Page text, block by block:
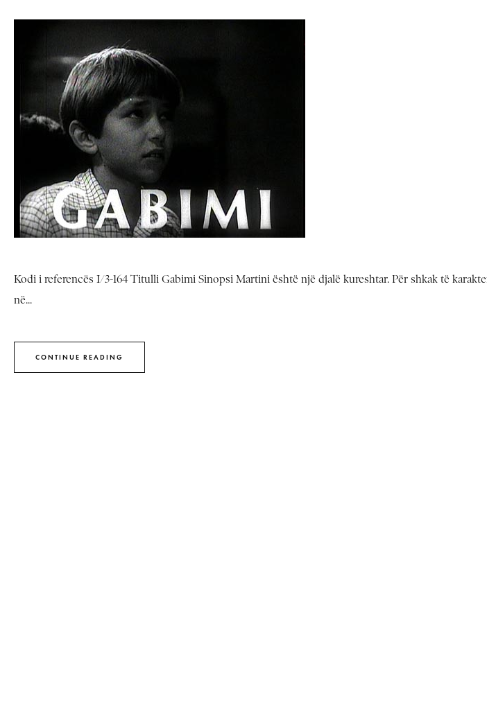
Kodi i referencës I/3-164 Titulli Gabimi Sinopsi Martini është një djalë kureshtar. Për shkak të
në...
CONTINUE READING